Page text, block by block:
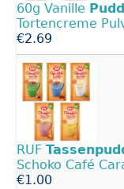
60g Vanille
Tortencreme
€2.69
RUF
Schoko Café
€1.00